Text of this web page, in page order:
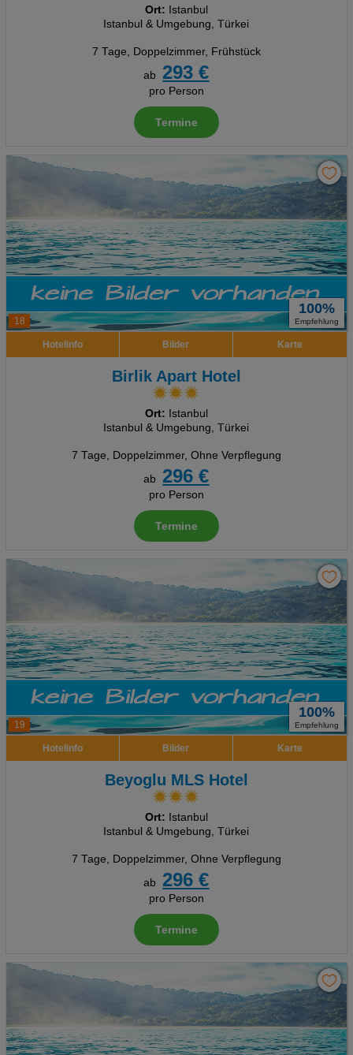
Ort: Istanbul
Istanbul & Umgebung, Türkei
7 Tage, Doppelzimmer, Frühstück
ab
293 €
pro Person
Termine
18
100%
Empfehlung
Hotelinfo Bilder Karte
Birlik Apart Hotel
Ort: Istanbul
Istanbul & Umgebung, Türkei
7 Tage, Doppelzimmer, Ohne Verpflegung
ab
296 €
pro Person
Termine
19
100%
Empfehlung
Hotelinfo Bilder Karte
Beyoglu MLS Hotel
Ort: Istanbul
Istanbul & Umgebung, Türkei
7 Tage, Doppelzimmer, Ohne Verpflegung
ab
296 €
pro Person
Termine